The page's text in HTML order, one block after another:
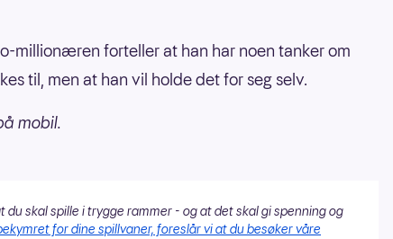
millionæren forteller at han har noen tanker om
til, men at han vil holde det for seg selv.
mobil.
du skal spille i trygge rammer - og at det skal gi spenning og
for dine spillvaner, foreslår vi at du besøker våre